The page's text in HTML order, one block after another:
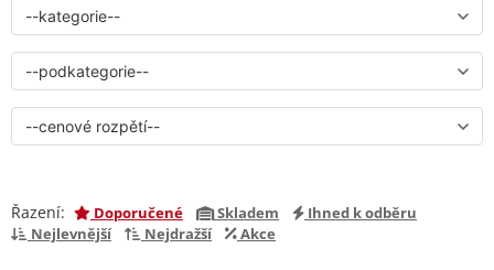
Řazení: Doporučené Skladem
Ihned k odběru
Nejlevnější
Nejdražší Akce